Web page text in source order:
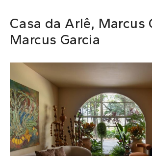
Casa da Arlê, Marcus
Marcus Garcia